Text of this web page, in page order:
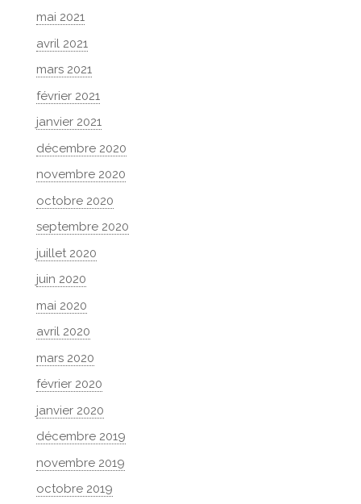
mai 2021
avril 2021
mars 2021
février 2021
janvier 2021
décembre 2020
novembre 2020
octobre 2020
septembre 2020
juillet 2020
juin 2020
mai 2020
avril 2020
mars 2020
février 2020
janvier 2020
décembre 2019
novembre 2019
octobre 2019